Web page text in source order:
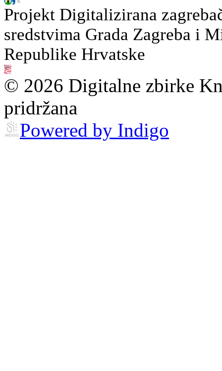
Projekt Digitalizirana
sredstvima Grada Zagreba i
Republike Hrvatske
© 2026 Digitalne zbirke
pridržana
Powered by Indigo